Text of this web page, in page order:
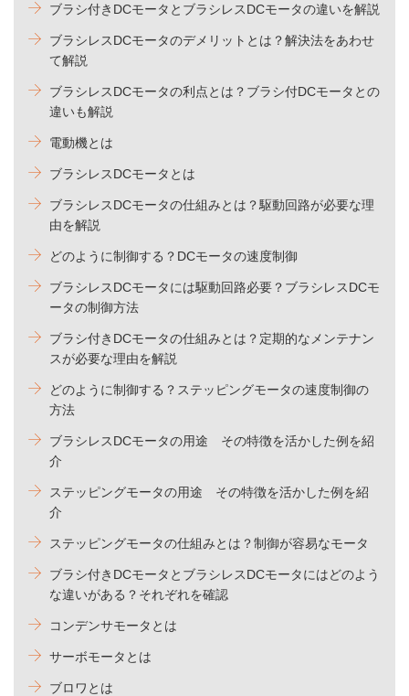
ブラシ付きDCモータとブラシレスDCモータの違いを解説
ブラシレスDCモータのデメリットとは？解決法をあわせ
て解説
ブラシレスDCモータの利点とは？ブラシ付DCモータとの
違いも解説
電動機とは
ブラシレスDCモータとは
ブラシレスDCモータの仕組みとは？駆動回路が必要な理
由を解説
どのように制御する？DCモータの速度制御
ブラシレスDCモータには駆動回路必要？ブラシレスDCモ
ータの制御方法
ブラシ付きDCモータの仕組みとは？定期的なメンテナン
スが必要な理由を解説
どのように制御する？ステッピングモータの速度制御の
方法
ブラシレスDCモータの用途 その特徴を活かした例を紹
介
ステッピングモータの用途 その特徴を活かした例を紹
介
ステッピングモータの仕組みとは？制御が容易なモータ
ブラシ付きDCモータとブラシレスDCモータにはどのよう
な違いがある？それぞれを確認
コンデンサモータとは
サーボモータとは
ブロワとは